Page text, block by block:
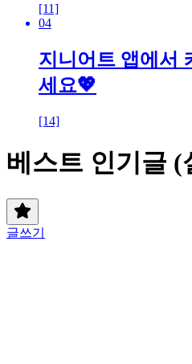
[11]
04
지니어트 앱에서
세요💖
[14]
베스트 인기글 (
글쓰기